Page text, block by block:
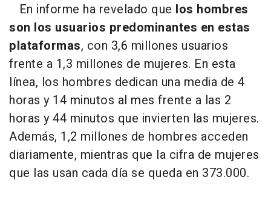
En informe ha revelado que los hombres
son los usuarios predominantes en estas
plataformas, con 3,6 millones usuarios
frente a 1,3 millones de mujeres. En esta
línea, los hombres dedican una media de 4
horas y 14 minutos al mes frente a las 2
horas y 44 minutos que invierten las mujeres.
Además, 1,2 millones de hombres acceden
diariamente, mientras que la cifra de mujeres
que las usan cada día se queda en 373.000.